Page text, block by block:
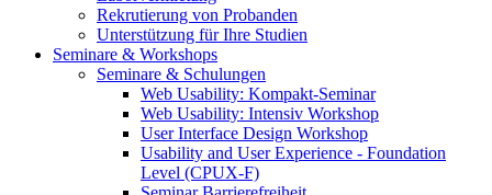
Rekrutierung von Probanden
Unterstützung für Ihre Studien
Seminare & Workshops
Seminare & Schulungen
Web Usability: Kompakt-Seminar
Web Usability: Intensiv Workshop
User Interface Design Workshop
Usability and User Experience - Foundation
Level (CPUX-F)